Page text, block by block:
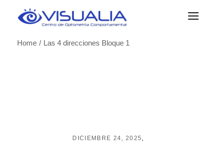
Home
Las 4 direcciones Bloque 1
DICIEMBRE 24, 2025